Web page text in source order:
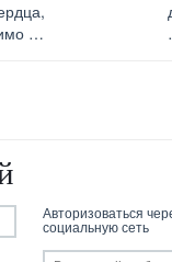
…
Авторизоваться
социальную сеть